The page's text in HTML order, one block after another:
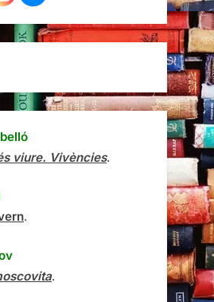
viure. Vivències.
.
.